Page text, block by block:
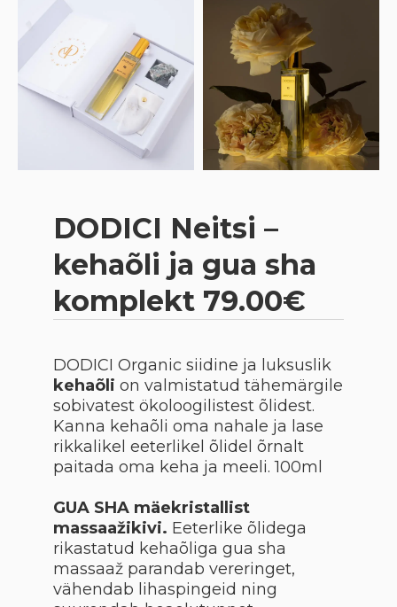
DODICI Neitsi –
kehaõli ja gua sha
komplekt 79.00€
DODICI Organic siidine ja luksuslik
kehaõli on valmistatud tähemärgile
sobivatest ökoloogilistest õlidest.
Kanna kehaõli oma nahale ja lase
rikkalikel eeterlikel õlidel õrnalt
paitada oma keha ja meeli. 100ml
GUA SHA mäekristallist
massaažikivi. Eeterlike õlidega
rikastatud kehaõliga gua sha
massaaž parandab vereringet,
vähendab lihaspingeid ning